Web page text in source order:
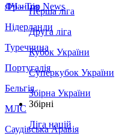
Франція
Нідерланди
Туреччина
Португалія
Бельгія
МЛС
Саудівська Аравія
ЛЧ - Top News
Перша ліга
Друга ліга
Кубок України
Суперкубок України
Збірна України
Збірні
Ліга націй